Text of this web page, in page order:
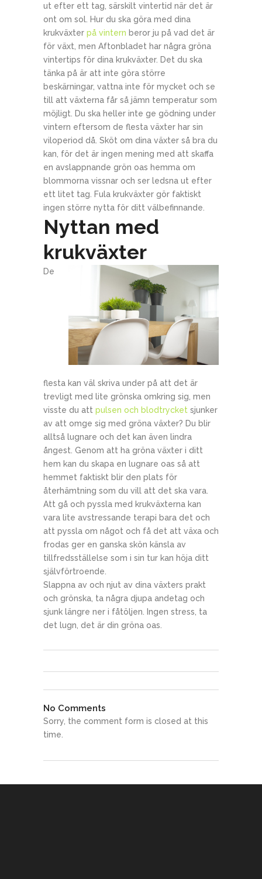
ut efter ett tag, särskilt vintertid när det är
ont om sol. Hur du ska göra med dina
krukväxter på vintern beror ju på vad det är
för växt, men Aftonbladet har några gröna
vintertips för dina krukväxter. Det du ska
tänka på är att inte göra större
beskärningar, vattna inte för mycket och se
till att växterna får så jämn temperatur som
möjligt. Du ska heller inte ge gödning under
vintern eftersom de flesta växter har sin
viloperiod då. Sköt om dina växter så bra du
kan, för det är ingen mening med att skaffa
en avslappnande grön oas hemma om
blommorna vissnar och ser ledsna ut efter
ett litet tag. Fula krukväxter gör faktiskt
ingen större nytta för ditt välbefinnande.
Nyttan med
krukväxter
De
flesta kan väl skriva under på att det är
trevligt med lite grönska omkring sig, men
visste du att pulsen och blodtrycket sjunker
av att omge sig med gröna växter? Du blir
alltså lugnare och det kan även lindra
ångest. Genom att ha gröna växter i ditt
hem kan du skapa en lugnare oas så att
hemmet faktiskt blir den plats för
återhämtning som du vill att det ska vara.
Att gå och pyssla med krukväxterna kan
vara lite avstressande terapi bara det och
att pyssla om något och få det att växa och
frodas ger en ganska skön känsla av
tillfredsställelse som i sin tur kan höja ditt
självförtroende.
Slappna av och njut av dina växters prakt
och grönska, ta några djupa andetag och
sjunk längre ner i fåtöljen. Ingen stress, ta
det lugn, det är din gröna oas.
No Comments
Sorry, the comment form is closed at this
time.